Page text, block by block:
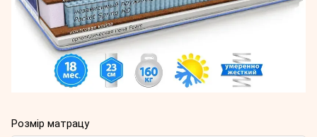
Розмір матрацу